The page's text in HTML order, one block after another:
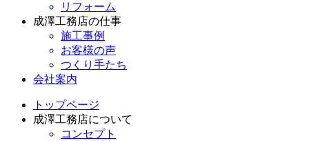
リフォーム
成澤工務店の仕事
施工事例
お客様の声
つくり手たち
会社案内
トップページ
成澤工務店について
コンセプト